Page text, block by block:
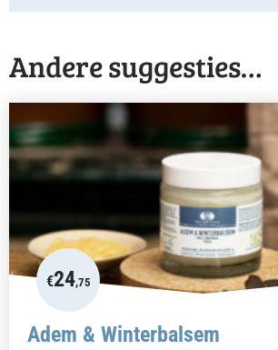
Andere suggesties…
€24,75
Adem & Winterbalsem